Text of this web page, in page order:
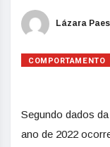
Lázara
COMPORTAMENTO
Segundo dados
ano de 2022